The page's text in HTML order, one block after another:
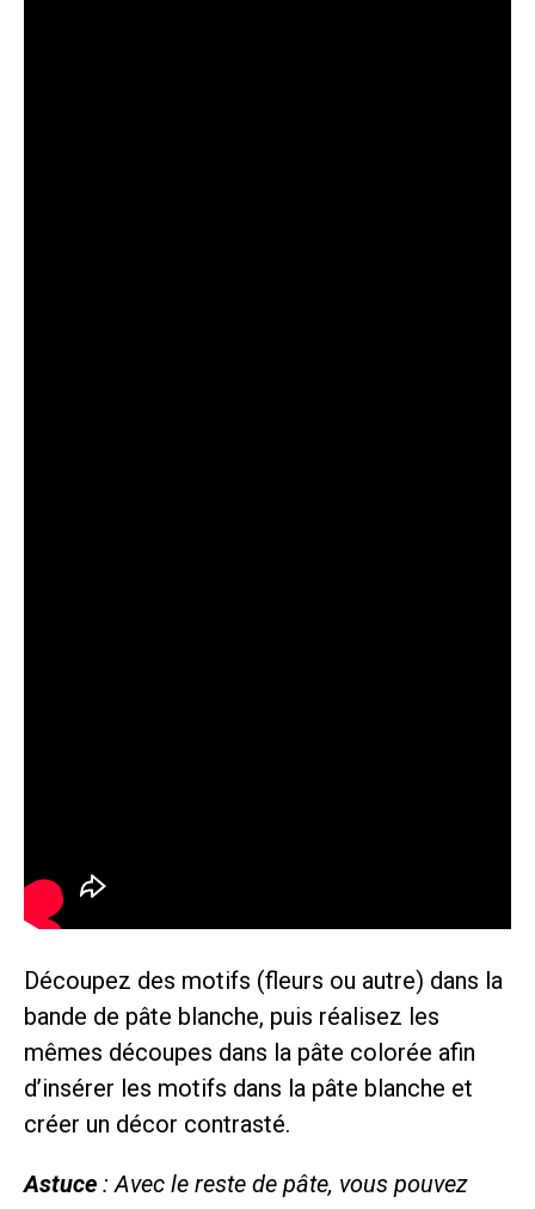
Découpez des motifs (fleurs ou autre) dans la
bande de pâte blanche, puis réalisez les
mêmes découpes dans la pâte colorée afin
d’insérer les motifs dans la pâte blanche et
créer un décor contrasté.
Astuce : Avec le reste de pâte, vous pouvez